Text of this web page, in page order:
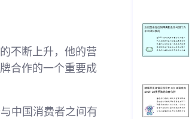
不断上升，他的营
合作的一个重要成
中国消费者之间有